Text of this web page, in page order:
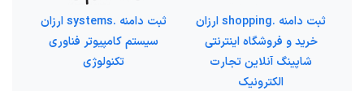
ثبت دامنه .shopping ارزان
خرید و فروشگاه اینترنتی
شاپینگ آنلاین تجارت
الکترونیک
ثبت دامنه .systems ارزان
سیستم کامپیوتر فناوری
تکنولوژی